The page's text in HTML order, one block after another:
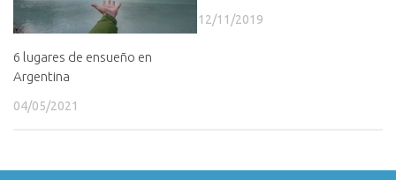
6 lugares de ensueño en
Argentina
04/05/2021
12/11/2019